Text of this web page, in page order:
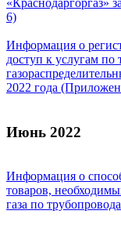
6)
Информация о
доступ к услугам по
2022 года
Июнь 2022
Информация о
товаров,
газа по